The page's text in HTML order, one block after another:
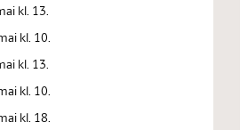
kl. 13.
kl. 10.
kl. 13.
kl. 10.
kl. 18.